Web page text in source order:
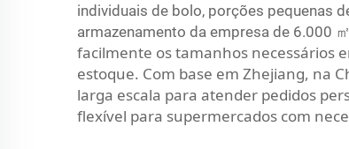
individuais de bolo, porções pequenas
armazenamento da empresa de 6.000 ㎡
facilmente os tamanhos necessários
estoque. Com base em Zhejiang, na
larga escala para atender pedidos
flexível para supermercados com